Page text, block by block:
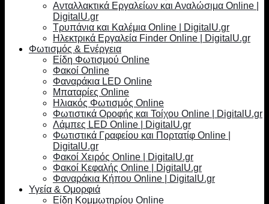
Ανταλλακτικά Εργαλείων και Αναλώσιμα Online |
DigitalU.gr
Τρυπάνια και Καλέμια Online | DigitalU.gr
Ηλεκτρικά Εργαλεία Finder Online | DigitalU.gr
Φωτισμός & Ενέργεια
Είδη Φωτισμού Online
Φακοί Online
Φαναράκια LED Online
Μπαταρίες Online
Ηλιακός Φωτισμός Online
Φωτιστικά Οροφής και Τοίχου Online | DigitalU.gr
Λάμπες LED Online | DigitalU.gr
Φωτιστικά Γραφείου και Πορτατίφ Online |
DigitalU.gr
Φακοί Χειρός Online | DigitalU.gr
Φακοί Κεφαλής Online | DigitalU.gr
Φαναράκια Κήπου Online | DigitalU.gr
Υγεία & Ομορφιά
Είδη Κομμωτηρίου Online